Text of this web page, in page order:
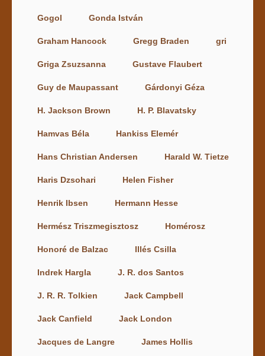
Gogol Gonda István
Graham Hancock Gregg Braden gri
Griga Zsuzsanna Gustave Flaubert
Guy de Maupassant Gárdonyi Géza
H. Jackson Brown H. P. Blavatsky
Hamvas Béla Hankiss Elemér
Hans Christian Andersen Harald W. Tietze
Haris Dzsohari Helen Fisher
Henrik Ibsen Hermann Hesse
Hermész Triszmegisztosz Homérosz
Honoré de Balzac Illés Csilla
Indrek Hargla J. R. dos Santos
J. R. R. Tolkien Jack Campbell
Jack Canfield Jack London
Jacques de Langre James Hollis